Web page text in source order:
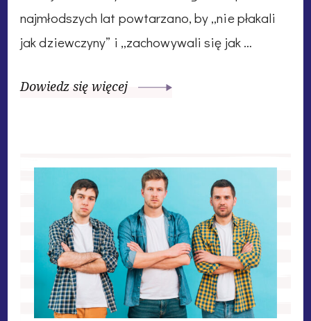
najmłodszych lat powtarzano, by „nie płakali
jak dziewczyny” i „zachowywali się jak …
Dowiedz się więcej